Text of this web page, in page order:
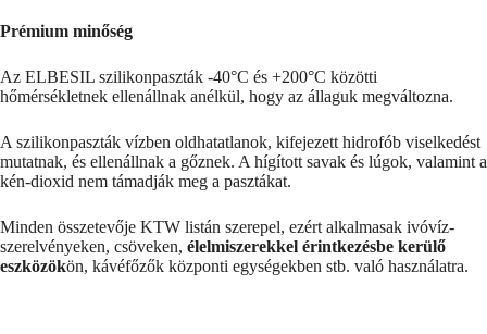
Prémium minőség
Az ELBESIL szilikonpaszták -40°C és +200°C közötti
hőmérsékletnek ellenállnak anélkül, hogy az állaguk megváltozna.
A szilikonpaszták vízben oldhatatlanok, kifejezett hidrofób viselkedést
mutatnak, és ellenállnak a gőznek. A hígított savak és lúgok, valamint a
kén-dioxid nem támadják meg a pasztákat.
Minden összetevője KTW listán szerepel, ezért alkalmasak ivóvíz-
szerelvényeken, csöveken, élelmiszerekkel érintkezésbe kerülő
eszközökön, kávéfőzők központi egységekben stb. való használatra.